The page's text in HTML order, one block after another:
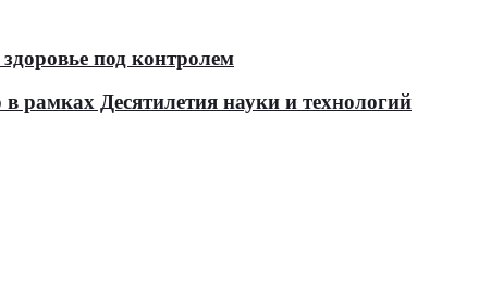
под контролем
рамках Десятилетия науки и технологий